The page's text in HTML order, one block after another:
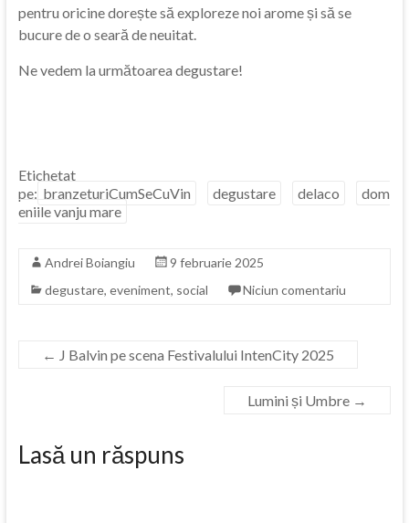
pentru oricine dorește să exploreze noi arome și să se
bucure de o seară de neuitat.
Ne vedem la următoarea degustare!
Etichetat
pe: branzeturiCumSeCuVin degustare delaco
dom
eniile vanju mare
Andrei Boiangiu
9 februarie 2025
degustare, eveniment, social Niciun comentariu
← J Balvin pe scena Festivalului IntenCity 2025
Lumini și Umbre →
Lasă un răspuns